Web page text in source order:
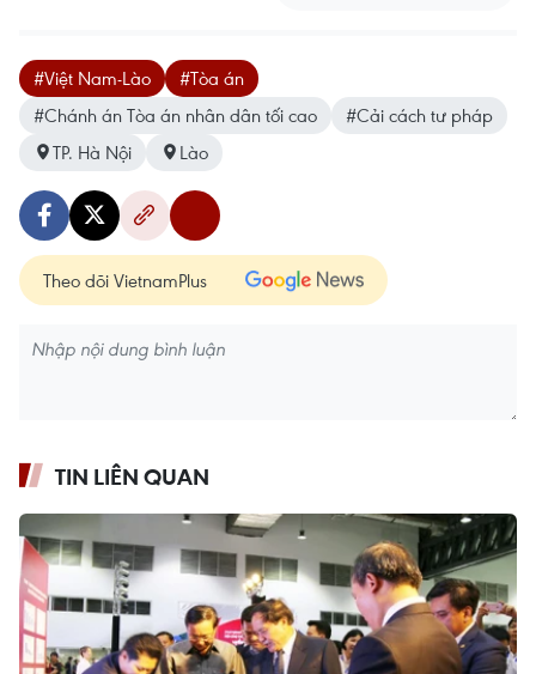
#Việt Nam-Lào
#Tòa án
#Chánh án Tòa án nhân dân tối cao
#Cải cách tư pháp
TP. Hà Nội
Lào
Theo dõi VietnamPlus
TIN LIÊN QUAN